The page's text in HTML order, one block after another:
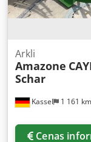
Kassel 1 161 km
Arkli
Amazone
Schar
Cenas